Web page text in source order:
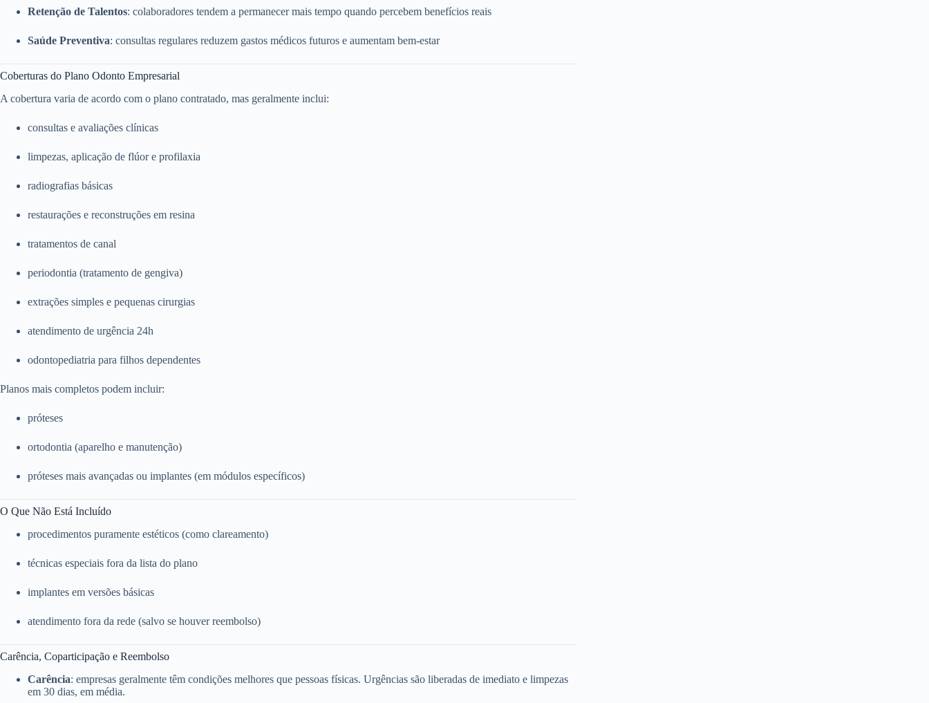
Retenção de Talentos: colaboradores tendem a permanecer mais tempo quando percebem benefícios reais
Saúde Preventiva: consultas regulares reduzem gastos médicos futuros e aumentam bem-estar
Coberturas do Plano Odonto Empresarial
A cobertura varia de acordo com o plano contratado, mas geralmente inclui:
consultas e avaliações clínicas
limpezas, aplicação de flúor e profilaxia
radiografias básicas
restaurações e reconstruções em resina
tratamentos de canal
periodontia (tratamento de gengiva)
extrações simples e pequenas cirurgias
atendimento de urgência 24h
odontopediatria para filhos dependentes
Planos mais completos podem incluir:
próteses
ortodontia (aparelho e manutenção)
próteses mais avançadas ou implantes (em módulos específicos)
O Que Não Está Incluído
procedimentos puramente estéticos (como clareamento)
técnicas especiais fora da lista do plano
implantes em versões básicas
atendimento fora da rede (salvo se houver reembolso)
Carência, Coparticipação e Reembolso
Carência: empresas geralmente têm condições melhores que pessoas físicas. Urgências são liberadas de imediato e limpezas
em 30 dias, em média.